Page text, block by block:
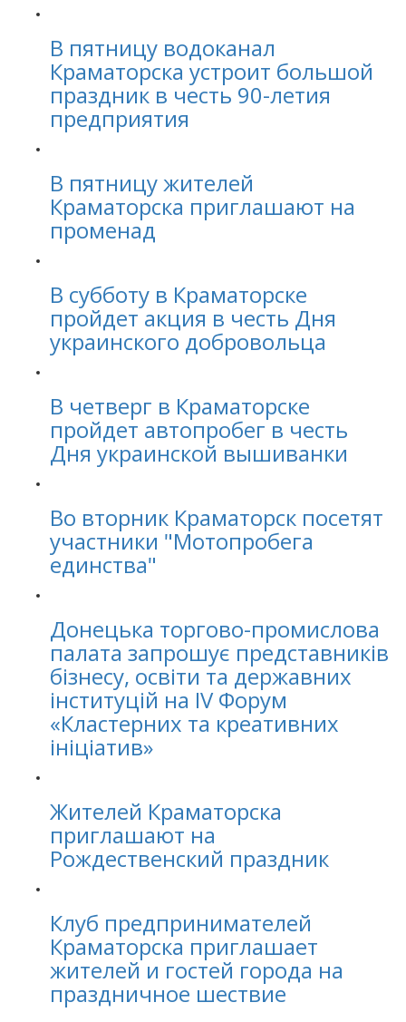
В пятницу водоканал
Краматорска устроит большой
праздник в честь 90-летия
предприятия
В пятницу жителей
Краматорска приглашают на
променад
В субботу в Краматорске
пройдет акция в честь Дня
украинского добровольца
В четверг в Краматорске
пройдет автопробег в честь
Дня украинской вышиванки
Во вторник Краматорск посетят
участники "Мотопробега
единства"
Донецька торгово-промислова
палата запрошує представників
бізнесу, освіти та державних
інституцій на IV Форум
«Кластерних та креативних
ініціатив»
Жителей Краматорска
приглашают на
Рождественский праздник
Клуб предпринимателей
Краматорска приглашает
жителей и гостей города на
праздничное шествие